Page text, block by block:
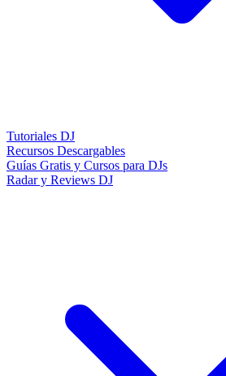
Tutoriales DJ
Recursos Descargables
Guías Gratis y Cursos para DJs
Radar y Reviews DJ